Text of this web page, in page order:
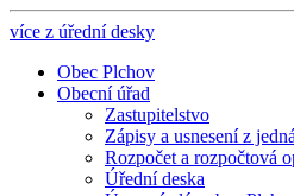
více z úřední desky
Obec Plchov
Obecní úřad
Zastupitelstvo
Zápisy a usnesení z
Rozpočet a rozpočtová
Úřední deska